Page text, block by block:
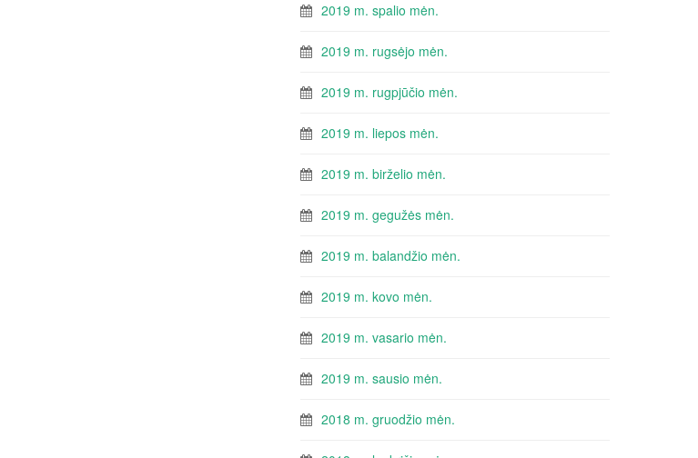
2019 m. spalio mėn.
2019 m. rugsėjo mėn.
2019 m. rugpjūčio mėn.
2019 m. liepos mėn.
2019 m. birželio mėn.
2019 m. gegužės mėn.
2019 m. balandžio mėn.
2019 m. kovo mėn.
2019 m. vasario mėn.
2019 m. sausio mėn.
2018 m. gruodžio mėn.